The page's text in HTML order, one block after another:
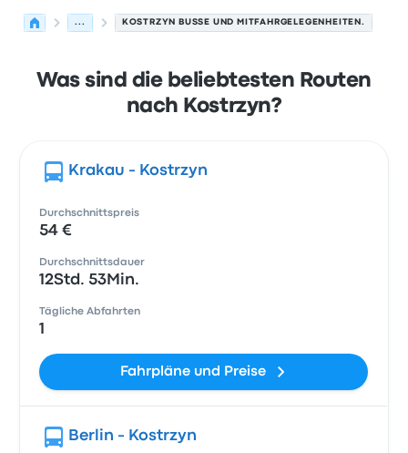
... KOSTRZYN BUSSE UND MITFAHRGELEGENHEITEN.
Was sind die beliebtesten Routen
nach Kostrzyn?
Krakau - Kostrzyn
Durchschnittspreis
54 €
Durchschnittsdauer
12Std. 53Min.
Tägliche Abfahrten
1
Fahrpläne und Preise
Berlin - Kostrzyn